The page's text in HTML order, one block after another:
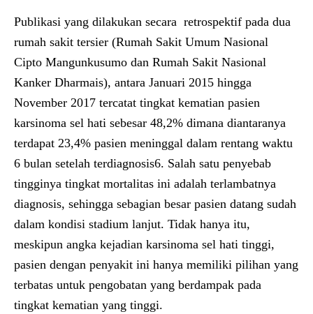
Publikasi yang dilakukan secara retrospektif pada dua
rumah sakit tersier (Rumah Sakit Umum Nasional
Cipto Mangunkusumo dan Rumah Sakit Nasional
Kanker Dharmais), antara Januari 2015 hingga
November 2017 tercatat tingkat kematian pasien
karsinoma sel hati sebesar 48,2% dimana diantaranya
terdapat 23,4% pasien meninggal dalam rentang waktu
6 bulan setelah terdiagnosis6. Salah satu penyebab
tingginya tingkat mortalitas ini adalah terlambatnya
diagnosis, sehingga sebagian besar pasien datang sudah
dalam kondisi stadium lanjut. Tidak hanya itu,
meskipun angka kejadian karsinoma sel hati tinggi,
pasien dengan penyakit ini hanya memiliki pilihan yang
terbatas untuk pengobatan yang berdampak pada
tingkat kematian yang tinggi.